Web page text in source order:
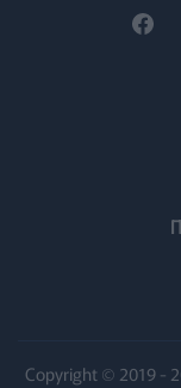
ΕΔΟΕΑΠ:
Πότε πρέπει να
06/08/2026 -
Skin dysmorphia:
αποτελεί
06/
Copyright © 2019 -